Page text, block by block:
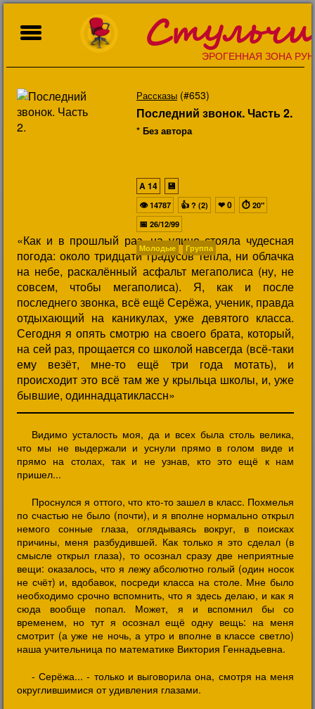
ЭРОГЕННАЯ ЗОНА
Рассказы (#653)
Последний звонок. Часть 2.
* Без автора
«Как и в прошлый раз, на улице стояла чудесная
погода: около тридцати градусов тепла, ни облачка
на небе, раскалённый асфальт мегаполиса (ну, не
совсем, чтобы мегаполиса). Я, как и после
последнего звонка, всё ещё Серёжа, ученик, правда
отдыхающий на каникулах, уже девятого класса.
Сегодня я опять смотрю на своего брата, который,
на сей раз, прощается со школой навсегда (всё-таки
ему везёт, мне-то ещё три года мотать), и
происходит это всё там же у крыльца школы, и, уже
бывшие, одиннадцатиклассн»
A14
💾
👁14787 👍 ? (2) ❤0 ⏱ 20"
📅 26/12/99
Молодые Группа
Видимо усталость моя, да и всех была столь велика,
что мы не выдержали и уснули прямо в голом виде и
прямо на столах, так и не узнав, кто это ещё к нам
пришел...
Проснулся я оттого, что кто-то зашел в класс. Похмелья
по счастью не было (почти), и я вполне нормально открыл
немого сонные глаза, оглядываясь вокруг, в поисках
причины, меня разбудившей. Как только я это сделал (в
смысле открыл глаза), то осознал сразу две неприятные
вещи: оказалось, что я лежу абсолютно голый (один носок
не счёт) и, вдобавок, посреди класса на столе. Мне было
необходимо срочно вспомнить, что я здесь делаю, и как я
сюда вообще попал. Может, я и вспомнил бы со
временем, но тут я осознал ещё одну вещь: на меня
смотрит (а уже не ночь, а утро и вполне в классе светло)
наша учительница по математике Виктория Геннадьевна.
- Серёжа... - только и выговорила она, смотря на меня
округлившимися от удивления глазами.